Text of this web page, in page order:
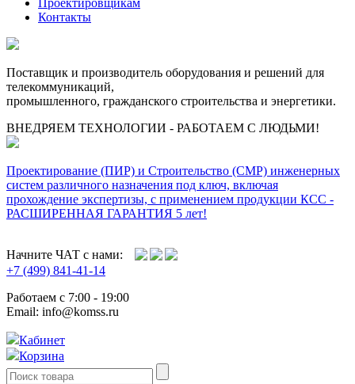
Проектировщикам
Контакты
Поставщик и производитель оборудования и решений для
телекоммуникаций,
промышленного, гражданского строительства и энергетики.
ВНЕДРЯЕМ ТЕХНОЛОГИИ - РАБОТАЕМ С ЛЮДЬМИ!
Проектирование (ПИР) и Cтроительство (СМР) инженерных
систем различного назначения под ключ, включая
прохождение экспертизы, с применением продукции КСС -
РАСШИРЕННАЯ ГАРАНТИЯ 5 лет!
Начните ЧАТ с нами:
+7 (499) 841-41-14
Работаем с 7:00 - 19:00
Email: info@komss.ru
Кабинет
Корзина